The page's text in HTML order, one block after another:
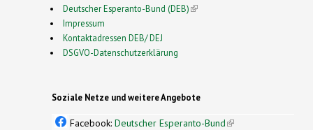
Deutscher Esperanto-Bund (DEB)(link is external)
Impressum
Kontaktadressen DEB/ DEJ
DSGVO-Datenschutzerklärung
Soziale Netze und weitere Angebote
Facebook: Deutscher Esperanto-Bund(link is